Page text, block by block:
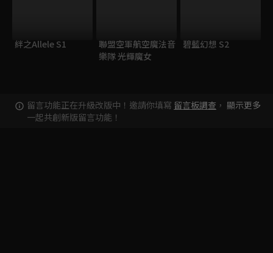
絆之Allele S1
聯盟空軍航空魔法音
樂隊 光輝魔女
碧藍幻想 S2
留言功能正在升級改版中！邀請你填寫 留言板調查 ，
一起共創新版留言功能！
顯示更多